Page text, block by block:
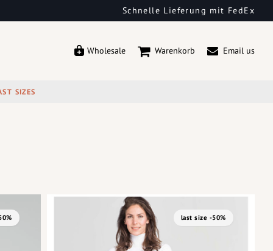
Schnelle Lieferung mit FedEx
Wholesale Warenkorb Email us
SIZES
last size -50%